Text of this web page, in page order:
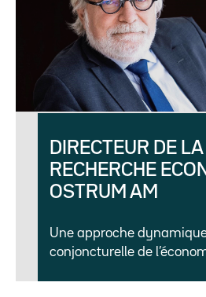
DIRECTEUR DE LA
RECHERCHE
OSTRUM AM
Une approche
conjoncturelle de